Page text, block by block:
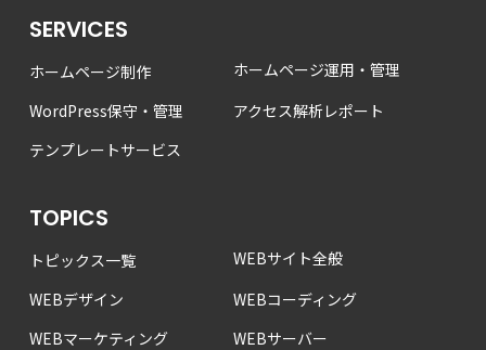
SERVICES
ホームページ制作
ホームページ運用・管理
WordPress保守・管理
アクセス解析レポート
テンプレートサービス
TOPICS
トピックス一覧
WEBサイト全般
WEBデザイン
WEBコーディング
WEBマーケティング
WEBサーバー